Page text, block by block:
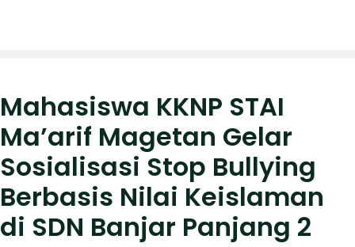
Mahasiswa KKNP STAI
Ma’arif Magetan Gelar
Sosialisasi Stop Bullying
Berbasis Nilai Keislaman
di SDN Banjar Panjang 2